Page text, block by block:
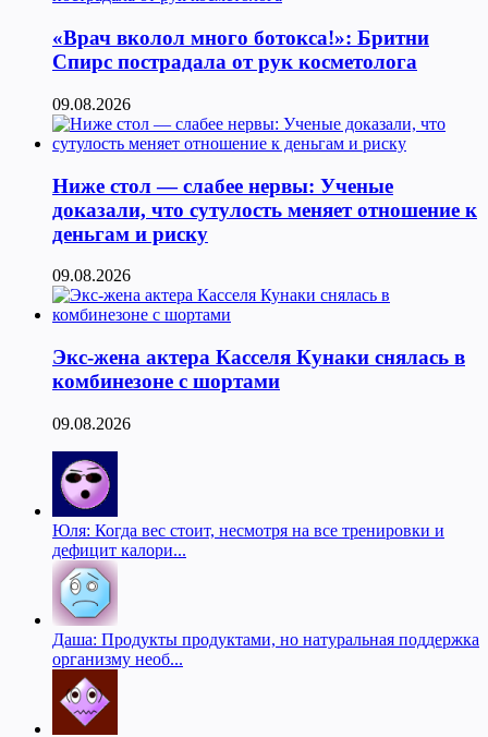
«Врач вколол много ботокса!»: Бритни
Спирс пострадала от рук косметолога
09.08.2026
Ниже стол — слабее нервы: Ученые
доказали, что сутулость меняет отношение к
деньгам и риску
09.08.2026
Экс-жена актера Касселя Кунаки снялась в
комбинезоне с шортами
09.08.2026
Юля: Когда вес стоит, несмотря на все тренировки и
дефицит калори...
Даша: Продукты продуктами, но натуральная поддержка
организму необ...